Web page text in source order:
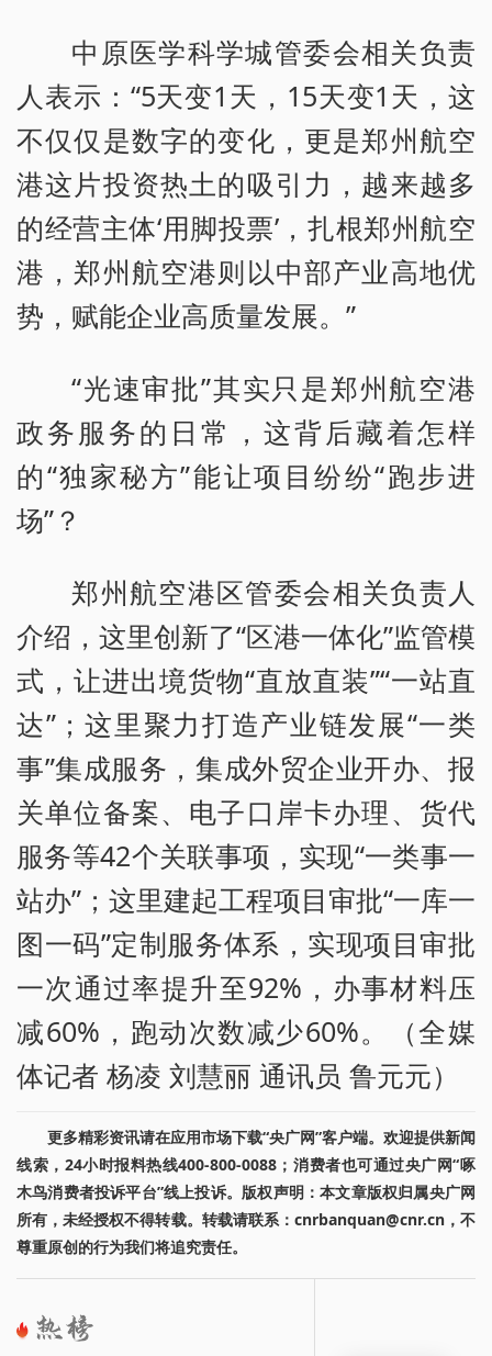
中原医学科学城管委会相关负责
人表示：“5天变1天，15天变1天，这
不仅仅是数字的变化，更是郑州航空
港这片投资热土的吸引力，越来越多
的经营主体‘用脚投票’，扎根郑州航空
港，郑州航空港则以中部产业高地优
势，赋能企业高质量发展。”
“光速审批”其实只是郑州航空港
政务服务的日常，这背后藏着怎样
的“独家秘方”能让项目纷纷“跑步进
场”？
郑州航空港区管委会相关负责人
介绍，这里创新了“区港一体化”监管模
式，让进出境货物“直放直装”“一站直
达”；这里聚力打造产业链发展“一类
事”集成服务，集成外贸企业开办、报
关单位备案、电子口岸卡办理、货代
服务等42个关联事项，实现“一类事一
站办”；这里建起工程项目审批“一库一
图一码”定制服务体系，实现项目审批
一次通过率提升至92%，办事材料压
减60%，跑动次数减少60%。（全媒
体记者 杨凌 刘慧丽 通讯员 鲁元元）
更多精彩资讯请在应用市场下载“央广网”客户端。欢迎提供新闻
线索，24小时报料热线400-800-0088；消费者也可通过央广网“啄
木鸟消费者投诉平台”线上投诉。版权声明：本文章版权归属央广网
所有，未经授权不得转载。转载请联系：cnrbanquan@cnr.cn，不
尊重原创的行为我们将追究责任。